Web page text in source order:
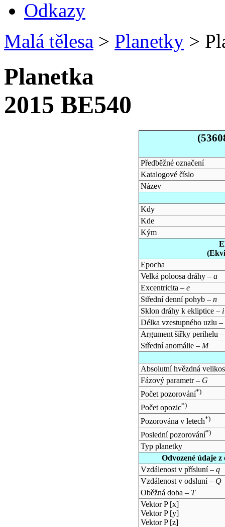
Odkazy
Malá tělesa > Planetky >
Planetka
2015 BE540
Předběžné označení
Katalogové číslo
Název
Kdy
Kde
Kým
Epocha
Velká poloosa dráhy – a
Excentricita – e
Střední denní pohyb – n
Sklon dráhy k ekliptice – i
Délka vzestupného uzlu –
Argument šířky perihelu
Střední anomálie – M
Absolutní hvězdná
Fázový parametr – G
Počet pozorování*)
Počet opozic*)
Pozorována v letech*)
Poslední pozorování*)
Typ planetky
Odvozené údaje
Vzdálenost v přísluní – q
Vzdálenost v odsluní – Q
Oběžná doba – T
Vektor P [x]
Vektor P [y]
Vektor P [z]